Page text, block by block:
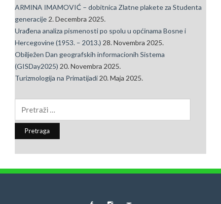
ARMINA IMAMOVIĆ – dobitnica Zlatne plakete za Studenta
generacije 2. Decembra 2025.
Urađena analiza pismenosti po spolu u općinama Bosne i
Hercegovine (1953. – 2013.) 28. Novembra 2025.
Obilježen Dan geografskih informacionih Sistema
(GISDay2025) 20. Novembra 2025.
Turizmologija na Primatijadi 20. Maja 2025.